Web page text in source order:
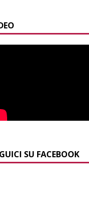
SU FACEBOOK